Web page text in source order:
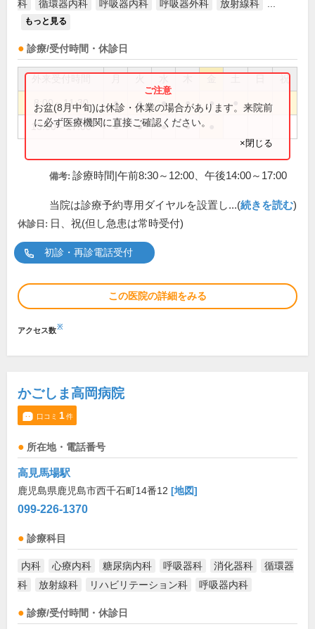
科
循環器内科 呼吸器内科 呼吸器外科 放射線科
もっと見る
診療/受付時間・休診日
祝
8:00～11:30 ● ● ● ● ●
13:00～17:00 ● ● ● ●
お盆(8月中旬)は休診・休業の場合があります。来院前
に必ず医療機関に直接ご確認ください。
×閉じる
備考: 診療時間|午前8:30～12:00、午後14:00～17:00
当院は診療予約専用ダイヤルを設置し...(続きを読む)
休診日: 日、祝(但し急患は常時受付)
初診・再診電話受付
この医院の詳細をみる
アクセス数※
かごしま高岡病院
口コミ 1件
所在地・電話番号
高見馬場駅
鹿児島県鹿児島市西千石町14番12 [地図]
099-226-1370
診療科目
内科 心療内科 糖尿病内科 呼吸器科 消化器科
循環器
科
放射線科 リハビリテーション科 呼吸器内科
診療/受付時間・休診日